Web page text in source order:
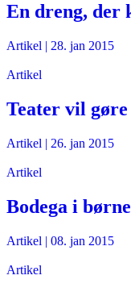
En dreng, der
Artikel | 28. jan 2015
Artikel
Teater vil
Artikel | 26. jan 2015
Artikel
Bodega i
Artikel | 08. jan 2015
Artikel